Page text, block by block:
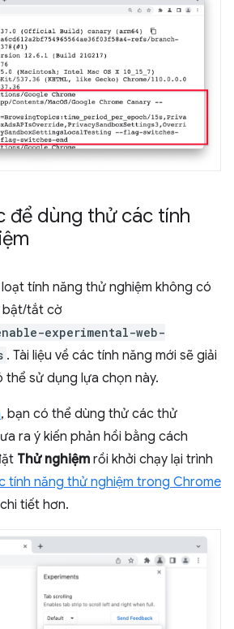
để dùng thử các tính
tính năng thử nghiệm không có
bật/tắt cờ
experimental-web-
. Tài liệu về các tính năng mới sẽ giải
thể sử dụng lựa chọn này.
, bạn có thể dùng thử các thử
ra ý kiến phản hồi bằng cách
Thử nghiệm rồi khởi chạy lại trình
tính năng thử nghiệm trong Chrome
tiết hơn.